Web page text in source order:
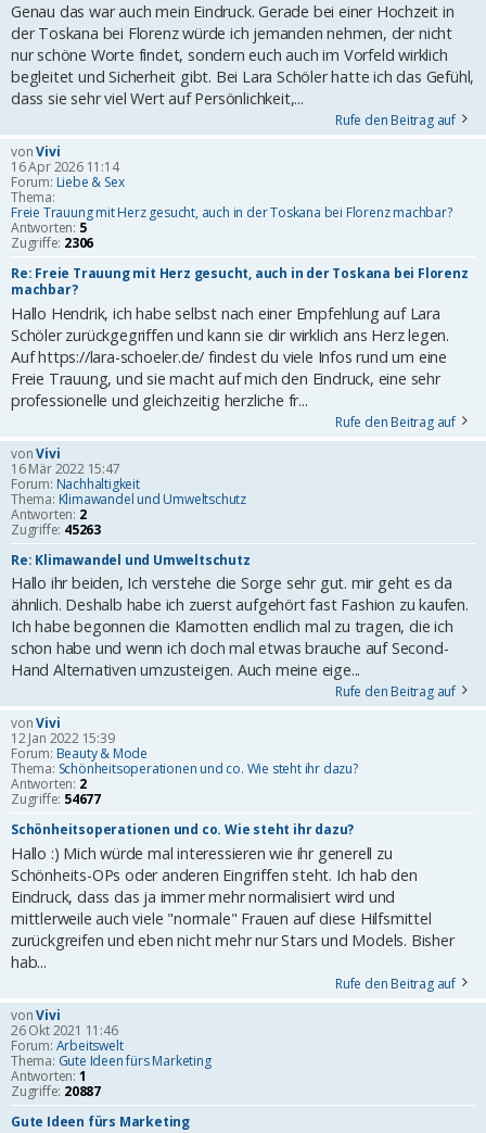
Genau das war auch mein Eindruck. Gerade bei einer Hochzeit in
der Toskana bei Florenz würde ich jemanden nehmen, der nicht
nur schöne Worte findet, sondern euch auch im Vorfeld wirklich
begleitet und Sicherheit gibt. Bei Lara Schöler hatte ich das Gefühl,
dass sie sehr viel Wert auf Persönlichkeit,...
Rufe den Beitrag auf
vonVivi
16 Apr 2026 11:14
Forum: Liebe & Sex
Thema:
Freie Trauung mit Herz gesucht, auch in der Toskana bei Florenz machbar?
Antworten: 5
Zugriffe: 2306
Re: Freie Trauung mit Herz gesucht, auch in der Toskana bei Florenz
machbar?
Hallo Hendrik, ich habe selbst nach einer Empfehlung auf Lara
Schöler zurückgegriffen und kann sie dir wirklich ans Herz legen.
Auf https://lara-schoeler.de/ findest du viele Infos rund um eine
Freie Trauung, und sie macht auf mich den Eindruck, eine sehr
professionelle und gleichzeitig herzliche fr...
Rufe den Beitrag auf
vonVivi
16 Mär 2022 15:47
Forum: Nachhaltigkeit
Thema: Klimawandel und Umweltschutz
Antworten: 2
Zugriffe: 45263
Re: Klimawandel und Umweltschutz
Hallo ihr beiden, Ich verstehe die Sorge sehr gut. mir geht es da
ähnlich. Deshalb habe ich zuerst aufgehört fast Fashion zu kaufen.
Ich habe begonnen die Klamotten endlich mal zu tragen, die ich
schon habe und wenn ich doch mal etwas brauche auf Second-
Hand Alternativen umzusteigen. Auch meine eige...
Rufe den Beitrag auf
vonVivi
12 Jan 2022 15:39
Forum: Beauty & Mode
Thema: Schönheitsoperationen und co. Wie steht ihr dazu?
Antworten: 2
Zugriffe: 54677
Schönheitsoperationen und co. Wie steht ihr dazu?
Hallo :) Mich würde mal interessieren wie ihr generell zu
Schönheits-OPs oder anderen Eingriffen steht. Ich hab den
Eindruck, dass das ja immer mehr normalisiert wird und
mittlerweile auch viele "normale" Frauen auf diese Hilfsmittel
zurückgreifen und eben nicht mehr nur Stars und Models. Bisher
hab...
Rufe den Beitrag auf
vonVivi
26 Okt 2021 11:46
Forum: Arbeitswelt
Thema: Gute Ideen fürs Marketing
Antworten: 1
Zugriffe: 20887
Gute Ideen fürs Marketing